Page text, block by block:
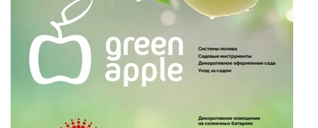
КАБЕЛЬ
КЛЕЙКИЕ ЛЕНТЫ